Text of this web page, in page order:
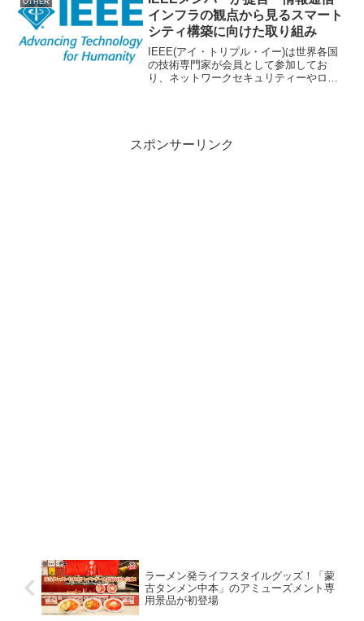
月1...
インフラの観点から見るスマート
シティ構築に向けた取り組み
IEEE(アイ・トリプル・イー)は世界各国
の技術専門家が会員として参加してお
り、ネットワークセキュリティーやロボ
スポンサーリンク
ラーメン発ライフスタイルグッズ！「蒙
古タンメン中本」のアミューズメント専
用景品が初登場